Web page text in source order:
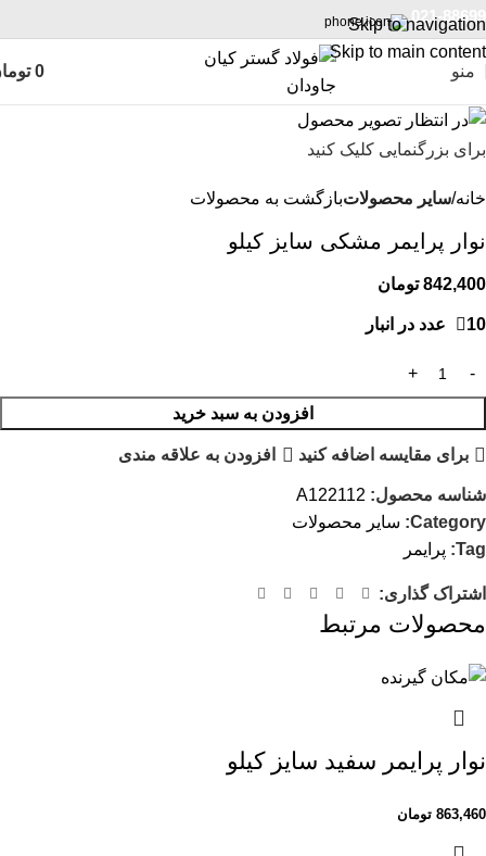
Skip to navigation
Skip to main content
021-88699
منو 0
برای بزرگنمایی کلیک کنید
خانه سایر محصولاتبازگشت به محصولات
نوار پرایمر مشکی سایز کیلو
842,400 تومان
10 عدد در انبار
افزودن به سبد خرید
برای مقایسه اضافه کنید افزودن به علاقه مندی
شناسه محصول: A122112
Category: سایر محصولات
Tag: پرایمر
اشتراک گذاری:
محصولات مرتبط
نوار پرایمر سفید سایز کیلو
863,460 تومان